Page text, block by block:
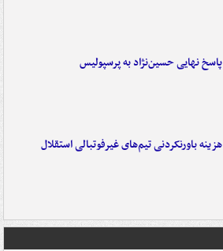
پاسخ نهایی حسین‌نژاد به پرسپولیس
هزینه باورنکردنی تیم‌های غیرفوتبالی استقلال